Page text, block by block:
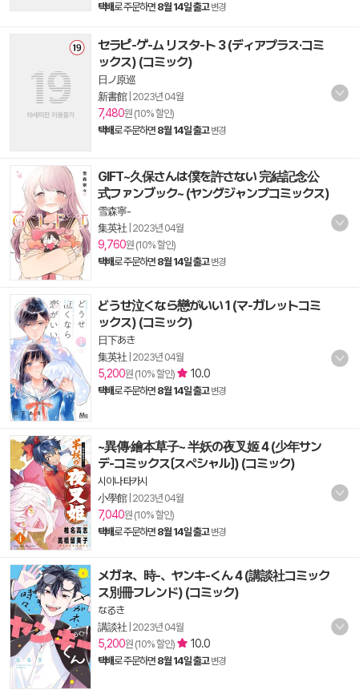
택배로 주문하면 8월 14일 출고 변경
セラピ-ゲ-ム リスタ-ト 3 (ディアプラス·コミ
ックス) (コミック)
日ノ原巡
新書館| 2023년 04월
7,480원 (10% 할인)
택배로 주문하면 8월 14일 출고 변경
GIFT~久保さんは僕を許さない 完結記念公
式ファンブック~ (ヤングジャンプコミックス)
雪森寧-
集英社 2023년 04월
9,760원 (10% 할인)
택배로 주문하면 8월 14일 출고 변경
どうせ泣くなら戀がいい 1 (マ-ガレットコミ
ックス) (コミック)
日下あき
集英社 2023년 04월
5,200원 (10% 할인) 10.0
택배로 주문하면 8월 14일 출고 변경
~異傳·繪本草子~ 半妖の夜叉姬 4 (少年サン
デ-コミックス〔スペシャル〕) (コミック)
시이나 타카시
小學館| 2023년 04월
7,040원 (10% 할인)
택배로 주문하면 8월 14일 출고 변경
メガネ、時-、ヤンキ-くん 4 (講談社コミック
ス別冊フレンド) (コミック)
なるき
講談社 2023년 04월
5,200원 (10% 할인) 10.0
택배로 주문하면 8월 14일 출고 변경